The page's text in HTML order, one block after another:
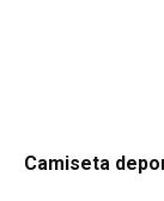
Camiseta